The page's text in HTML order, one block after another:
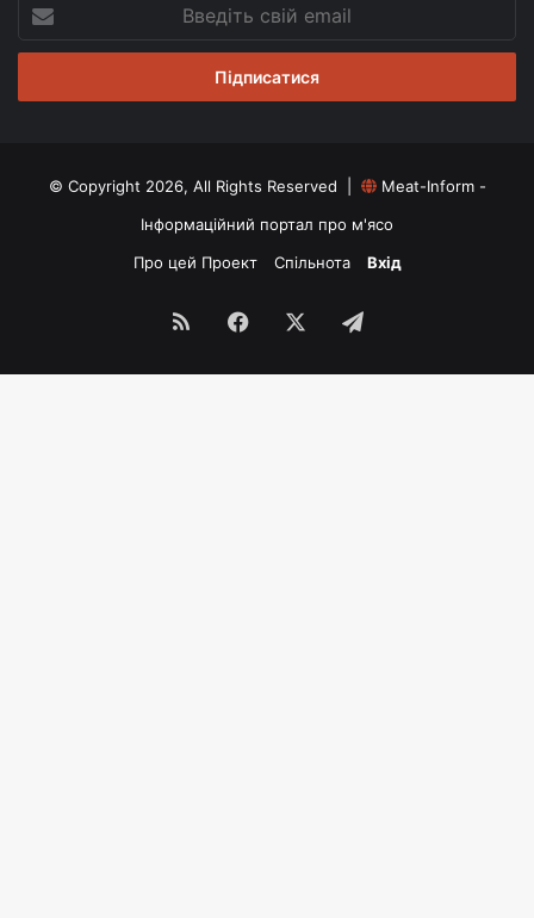
свій
email
© Copyright 2026, All Rights Reserved |
Meat-Inform -
Інформаційний портал про м'ясо
Про цей Проект
Спільнота Вхід
RSS Facebook